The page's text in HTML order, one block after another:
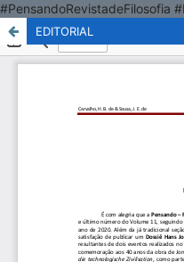
#PensandoRevistadeFilosofia
EDITORIAL